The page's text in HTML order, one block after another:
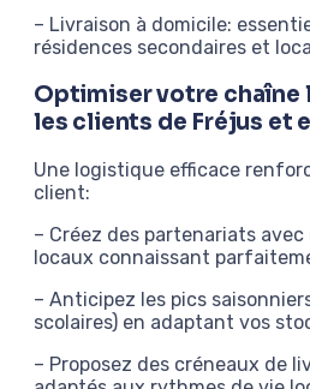
– Livraison à domicile:
résidences secondaires et
Optimiser votre
les clients de Fréjus et
Une logistique efficace
client:
– Créez des partenariats
locaux connaissant
– Anticipez les pics
scolaires) en adaptant vos
– Proposez des créneaux de